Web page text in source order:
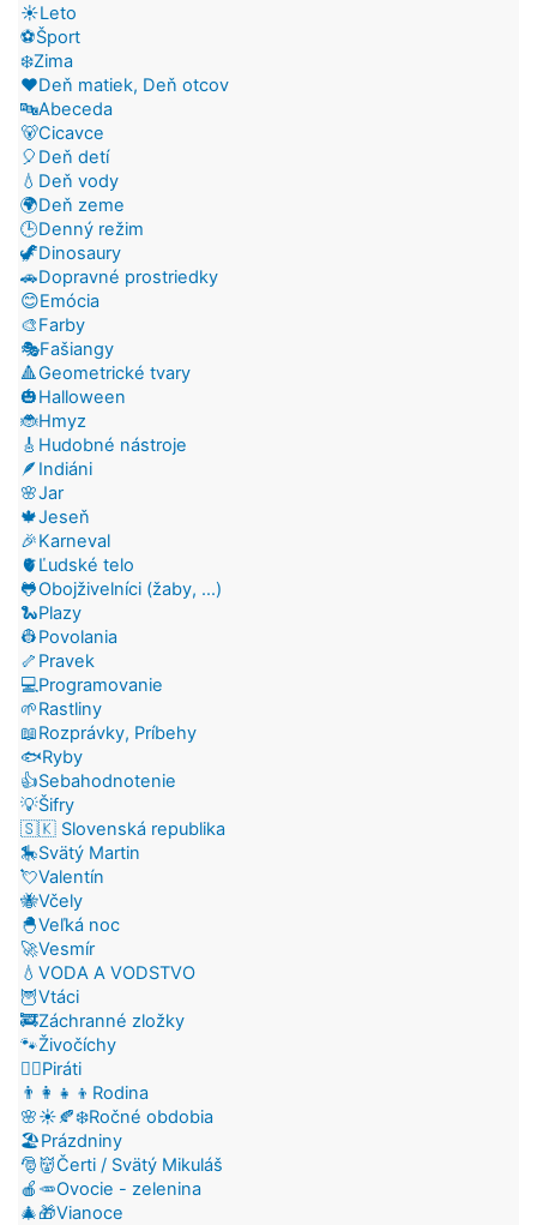
☀️Leto
⚽Šport
❄️Zima
❤️Deň matiek, Deň otcov
🔤Abeceda
🐻Cicavce
🎈Deň detí
💧Deň vody
🌍Deň zeme
🕒Denný režim
🦖Dinosaury
🚗Dopravné prostriedky
😊Emócia
🎨Farby
🎭Fašiangy
🔺Geometrické tvary
🎃Halloween
🐞Hmyz
🎸Hudobné nástroje
🪶Indiáni
🌸Jar
🍁Jeseň
🎉Karneval
🫀Ľudské telo
🐸Obojživelníci (žaby, ...)
🐍Plazy
👷Povolania
🦴Pravek
💻Programovanie
🌱Rastliny
📖Rozprávky, Príbehy
🐟Ryby
👍Sebahodnotenie
💡Šifry
🇸🇰 Slovenská republika
🎠Svätý Martin
💘Valentín
🐝Včely
🐣Veľká noc
🚀Vesmír
💧VODA A VODSTVO
🦉Vtáci
🚒Záchranné zložky
🐾Živočíchy
🏴‍☠️Piráti
👨‍👩‍👧‍👦Rodina
🌸☀️🍂❄️Ročné obdobia
🏖️Prázdniny
🎅👹Čerti / Svätý Mikuláš
🍎🥕Ovocie - zelenina
🎄🎁Vianoce